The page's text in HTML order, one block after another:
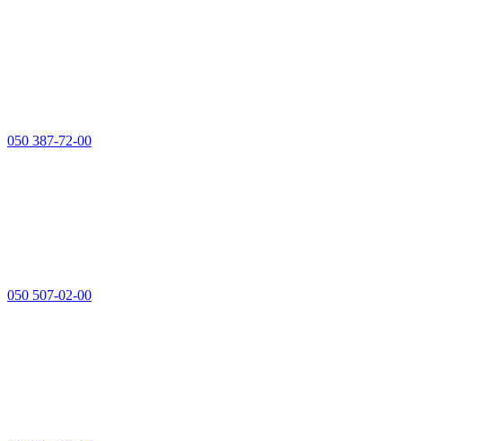
050 387-72-00
050 507-02-00